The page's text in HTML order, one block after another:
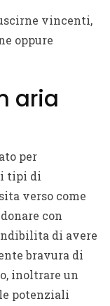
vincenti,
oppure
aria
per
tipi di
verso come
con
di avere
bravura di
inoltrare un
potenziali